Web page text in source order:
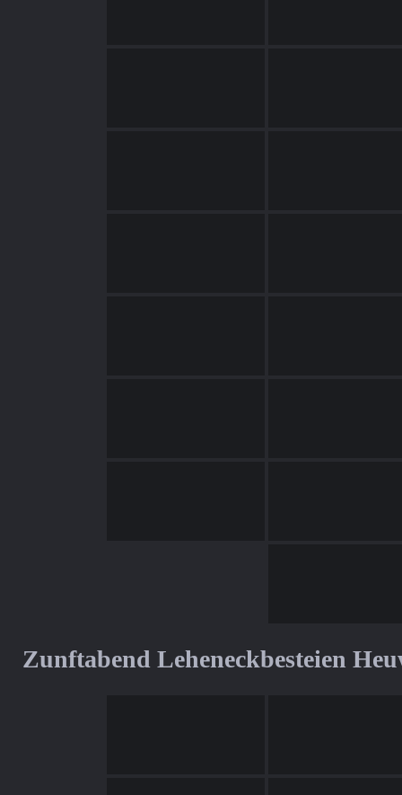
Zunftabend Leheneckbesteien